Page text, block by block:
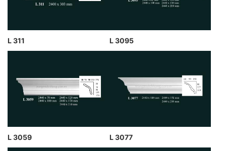
L 311 L 3095
L 3059 L 3077